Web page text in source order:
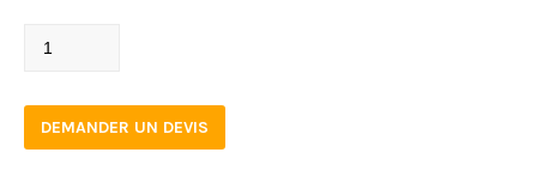
PJ2210/9
DEMANDER UN DEVIS